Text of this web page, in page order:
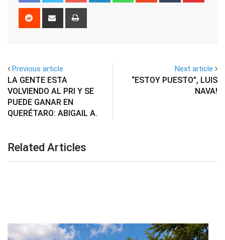
Reddit
Share
Previous article
LA GENTE ESTA
VOLVIENDO AL PRI Y SE
PUEDE GANAR EN
QUERÉTARO: ABIGAIL A.
Next article
“ESTOY PUESTO”, LUIS
NAVA!
Related Articles